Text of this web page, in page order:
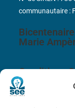
Marie
Conditions
communautaire :